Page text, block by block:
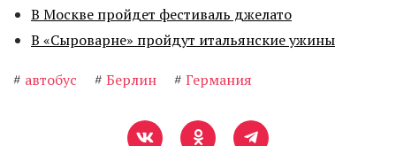
В Москве пройдет фестиваль джелато
В «Сыроварне» пройдут итальянские ужины
# автобус # Берлин # Германия